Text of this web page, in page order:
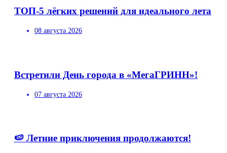
ТОП-5 лёгких решений для идеального лета
08 августа 2026
Встретили День города в «МегаГРИНН»!
07 августа 2026
🍉 Летние приключения продолжаются!